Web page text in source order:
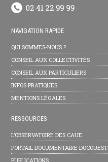
NAVIGATION RAPIDE
QUI SOMMES-NOUS ?
CONSEIL AUX COLLECTIVITÉS
CONSEIL AUX PARTICULIERS
INFOS PRATIQUES
MENTIONS LÉGALES
RESSOURCES
L’OBSERVATOIRE DES CAUE
PORTAIL DOCUMENTAIRE DOCOUEST
PUBLICATIONS